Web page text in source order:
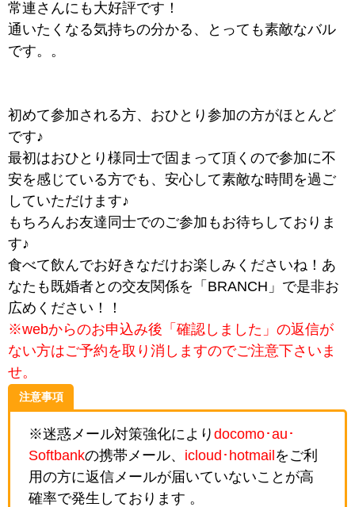
常連さんにも大好評です！
通いたくなる気持ちの分かる、とっても素敵なバル
です。。
初めて参加される方、おひとり参加の方がほとんど
です♪
最初はおひとり様同士で固まって頂くので参加に不
安を感じている方でも、安心して素敵な時間を過ご
していただけます♪
もちろんお友達同士でのご参加もお待ちしておりま
す♪
食べて飲んでお好きなだけお楽しみくださいね！あ
なたも既婚者との交友関係を「BRANCH」で是非お
広めください！！
※webからのお申込み後「確認しました」の返信が
ない方はご予約を取り消しますのでご注意下さいま
せ。
注意事項
※迷惑メール対策強化により docomo･au･
Softbankの携帯メール、 icloud･hotmail をご利
用の方に返信メールが届いていないことが高
確率で発生しております 。